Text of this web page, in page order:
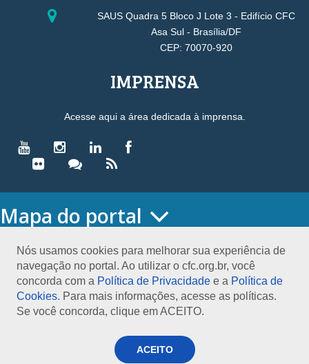
Nós usamos cookies para melhorar sua experiência de
navegação no portal. Ao utilizar o cfc.org.br, você
concorda com a Política de Privacidade e a Política de
Cookies. Para mais informações, acesse as políticas.
Se você concorda, clique em ACEITO.
ACEITO
SAUS Quadra 5 Bloco J Lote 3 - Edifício CFC
Asa Sul - Brasília/DF
CEP: 70070-920
IMPRENSA
Acesse aqui a área dedicada à imprensa.
Mapa do portal
O CONSELHO
Conselho Diretor
Nossa Sede
Planejamento
Organograma
Presidentes do CFC – Gestões anteriores